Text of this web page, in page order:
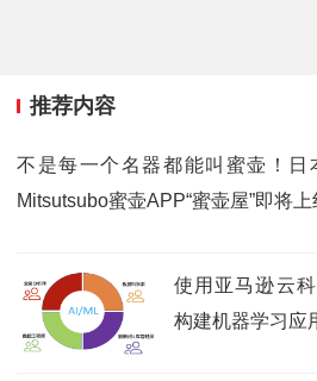
推荐内容
不是每一个名器都能叫蜜壶！日
Mitsutsubo蜜壶APP“蜜壶屋”即将上
使用亚马逊云
构建机器学习应